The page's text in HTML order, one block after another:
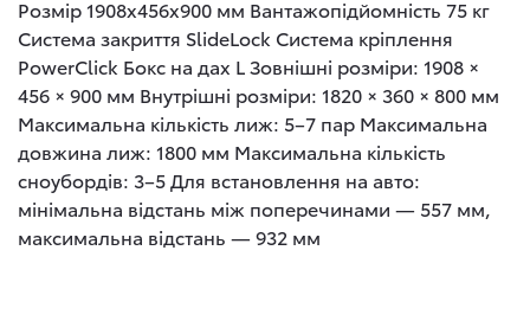
Розмір 1908x456x900 мм Вантажопідйомність 75 кг
Система закриття SlideLock Система кріплення
PowerClick Бокс на дах L Зовнішні розміри: 1908 ×
456 × 900 мм Внутрішні розміри: 1820 × 360 × 800 мм
Максимальна кількість лиж: 5–7 пар Максимальна
довжина лиж: 1800 мм Максимальна кількість
сноубордів: 3–5 Для встановлення на авто:
мінімальна відстань між поперечинами — 557 мм,
максимальна відстань — 932 мм